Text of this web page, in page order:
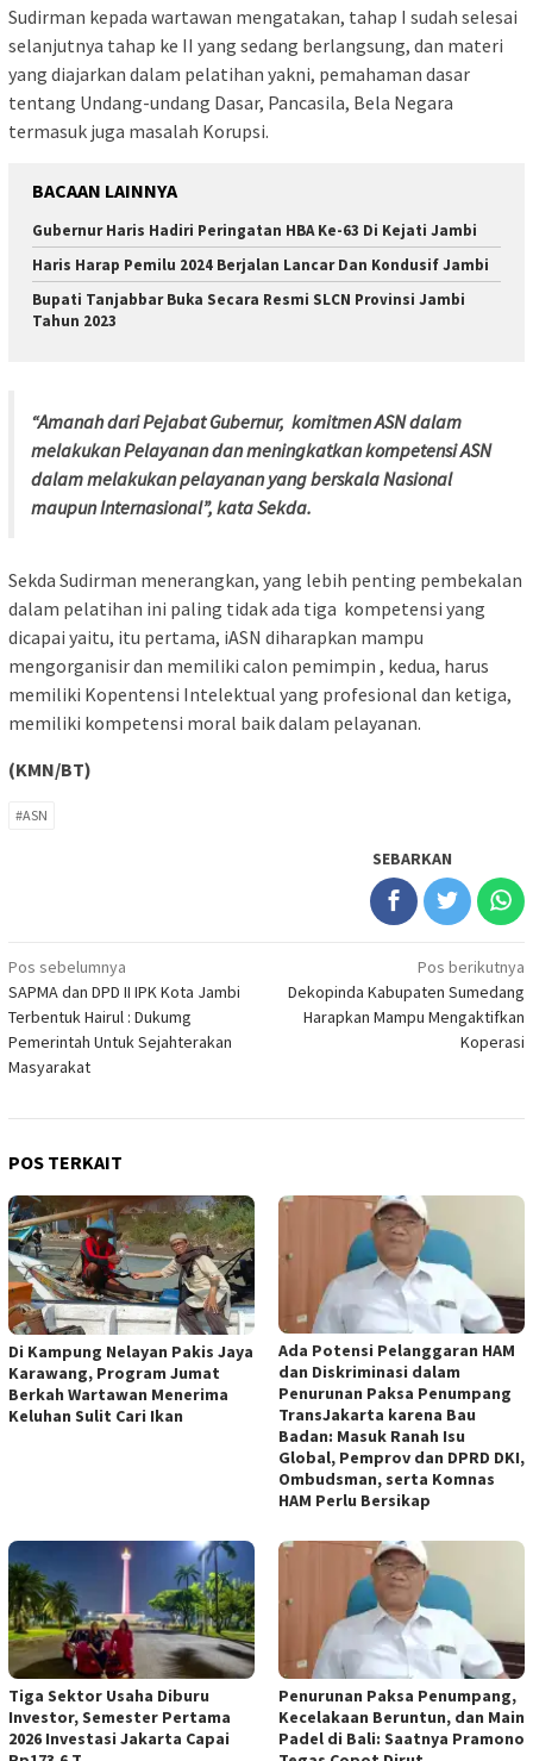
Sudirman kepada wartawan mengatakan, tahap I sudah selesai
selanjutnya tahap ke II yang sedang berlangsung, dan materi
yang diajarkan dalam pelatihan yakni, pemahaman dasar
tentang Undang-undang Dasar, Pancasila, Bela Negara
termasuk juga masalah Korupsi.
BACAAN LAINNYA
Gubernur Haris Hadiri Peringatan HBA Ke-63 Di Kejati Jambi
Haris Harap Pemilu 2024 Berjalan Lancar Dan Kondusif Jambi
Bupati Tanjabbar Buka Secara Resmi SLCN Provinsi Jambi
Tahun 2023
“Amanah dari Pejabat Gubernur, komitmen ASN dalam
melakukan Pelayanan dan meningkatkan kompetensi ASN
dalam melakukan pelayanan yang berskala Nasional
maupun Internasional”, kata Sekda.
Sekda Sudirman menerangkan, yang lebih penting pembekalan
dalam pelatihan ini paling tidak ada tiga kompetensi yang
dicapai yaitu, itu pertama, iASN diharapkan mampu
mengorganisir dan memiliki calon pemimpin , kedua, harus
memiliki Kopentensi Intelektual yang profesional dan ketiga,
memiliki kompetensi moral baik dalam pelayanan.
(KMN/BT)
#ASN
SEBARKAN
Navigasi
pos
Pos sebelumnya
SAPMA dan DPD II IPK Kota Jambi
Terbentuk Hairul : Dukumg
Pemerintah Untuk Sejahterakan
Masyarakat
Pos berikutnya
Dekopinda Kabupaten Sumedang
Harapkan Mampu Mengaktifkan
Koperasi
POS TERKAIT
Di Kampung Nelayan Pakis Jaya
Karawang, Program Jumat
Berkah Wartawan Menerima
Keluhan Sulit Cari Ikan
Ada Potensi Pelanggaran HAM
dan Diskriminasi dalam
Penurunan Paksa Penumpang
TransJakarta karena Bau
Badan: Masuk Ranah Isu
Global, Pemprov dan DPRD DKI,
Ombudsman, serta Komnas
HAM Perlu Bersikap
Tiga Sektor Usaha Diburu
Investor, Semester Pertama
2026 Investasi Jakarta Capai
Penurunan Paksa Penumpang,
Kecelakaan Beruntun, dan Main
Padel di Bali: Saatnya Pramono